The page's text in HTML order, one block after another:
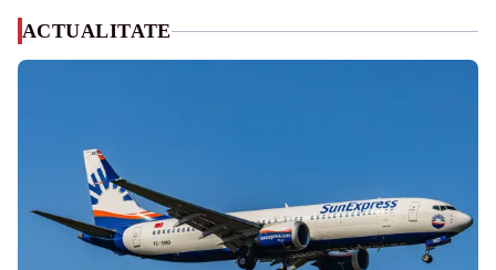
ACTUALITATE